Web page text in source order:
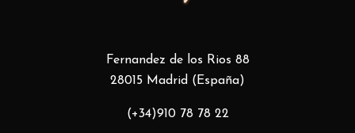
Fernandez de los Rios 88
28015 Madrid (España)
(+34)910 78 78 22